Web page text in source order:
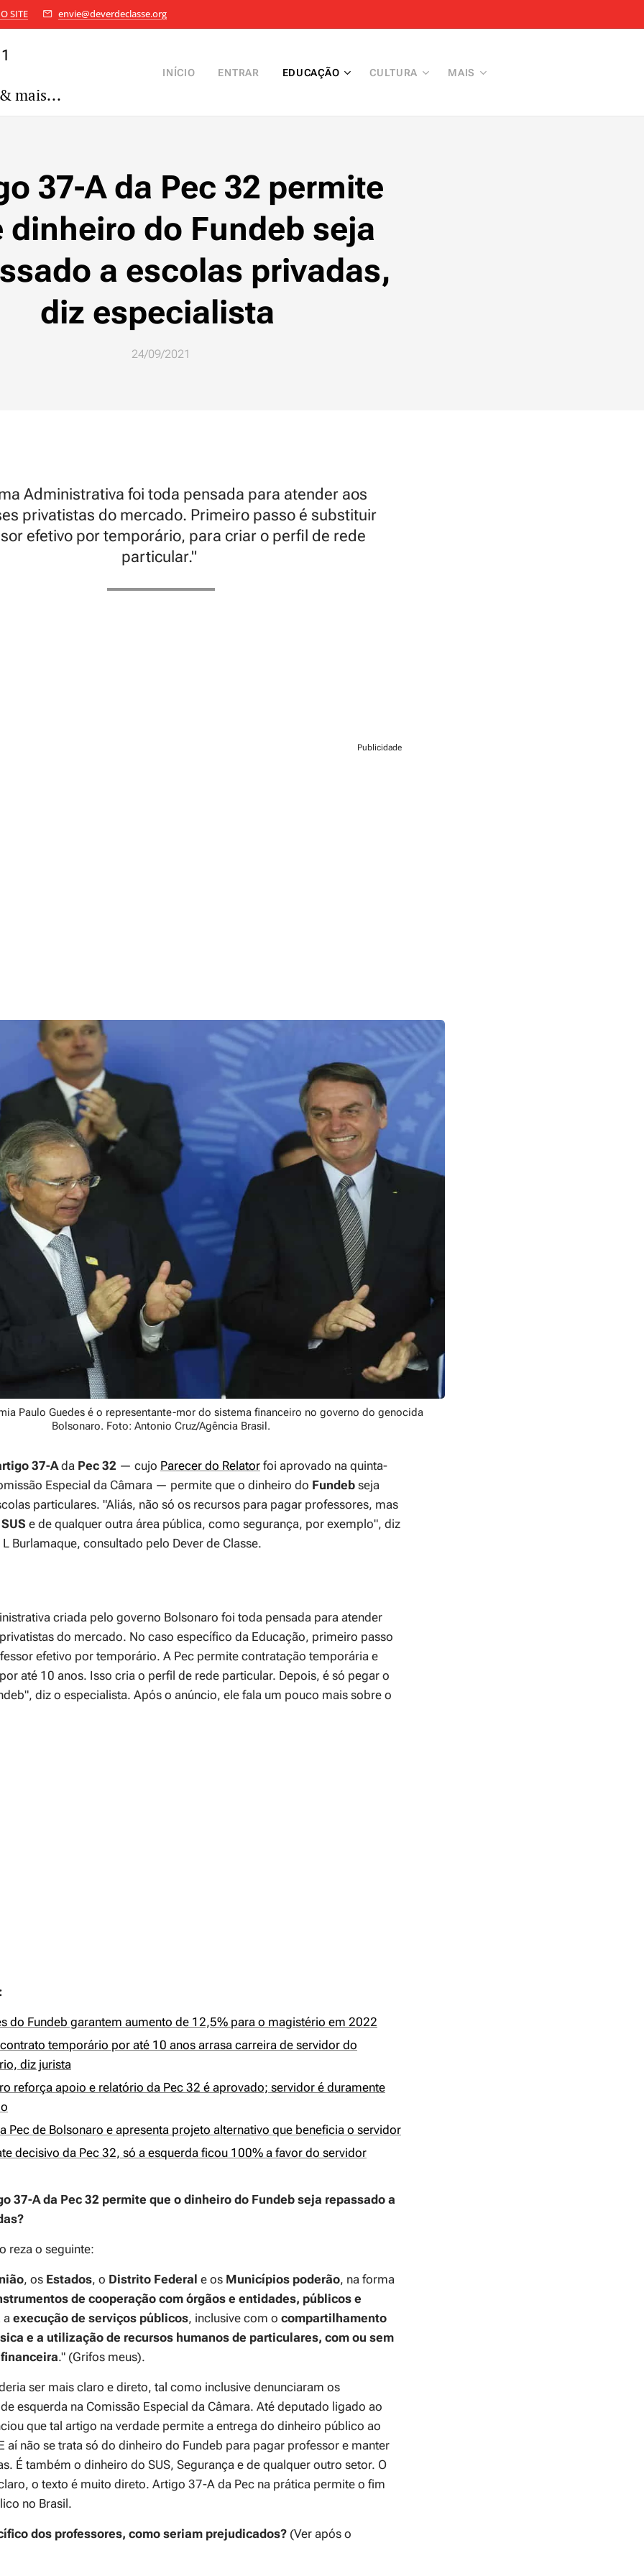
SITE envie@deverdeclasse.org
mais...
INÍCIO ENTRAR EDUCAÇÃO CULTURA MAIS
37-A da Pec 32 permite
dinheiro do Fundeb seja
a escolas privadas,
diz especialista
24/09/2021
Administrativa foi toda pensada para atender aos
privatistas do mercado. Primeiro passo é substituir
efetivo por temporário, para criar o perfil de rede
particular."
Publicidade
Paulo Guedes é o representante-mor do sistema financeiro no governo do genocida
Bolsonaro. Foto: Antonio Cruz/Agência Brasil.
37-Ada Pec 32 — cujo Parecer do Relator foi aprovado na quinta-
Especial da Câmara — permite que o dinheiro do Fundeb seja
particulares. "Aliás, não só os recursos para pagar professores, mas
SUS e de qualquer outra área pública, como segurança, por exemplo", diz
Burlamaque, consultado pelo Dever de Classe.
criada pelo governo Bolsonaro foi toda pensada para atender
do mercado. No caso específico da Educação, primeiro passo
efetivo por temporário. A Pec permite contratação temporária e
até 10 anos. Isso cria o perfil de rede particular. Depois, é só pegar o
diz o especialista. Após o anúncio, ele fala um pouco mais sobre o
do Fundeb garantem aumento de 12,5% para o magistério em 2022
temporário por até 10 anos arrasa carreira de servidor do
diz jurista
reforça apoio e relatório da Pec 32 é aprovado; servidor é duramente
Pec de Bolsonaro e apresenta projeto alternativo que beneficia o servidor
decisivo da Pec 32, só a esquerda ficou 100% a favor do servidor
37-A da Pec 32 permite que o dinheiro do Fundeb seja repassado a
reza o seguinte:
, os Estados, o Distrito Federal e os Municípios poderão, na forma
de cooperação com órgãos e entidades, públicos e
a execução de serviços públicos, inclusive com o compartilhamento
e a utilização de recursos humanos de particulares, com ou sem
." (Grifos meus).
ser mais claro e direto, tal como inclusive denunciaram os
esquerda na Comissão Especial da Câmara. Até deputado ligado ao
que tal artigo na verdade permite a entrega do dinheiro público ao
aí não se trata só do dinheiro do Fundeb para pagar professor e manter
É também o dinheiro do SUS, Segurança e de qualquer outro setor. O
o texto é muito direto. Artigo 37-A da Pec na prática permite o fim
no Brasil.
dos professores, como seriam prejudicados? (Ver após o